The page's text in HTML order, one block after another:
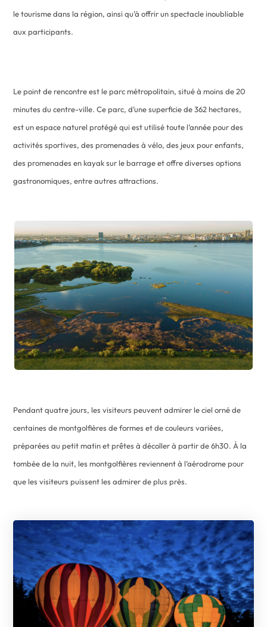
le tourisme dans la région, ainsi qu’à offrir un spectacle inoubliable
aux participants.
Le point de rencontre est le parc métropolitain, situé à moins de 20
minutes du centre-ville. Ce parc, d’une superficie de 362 hectares,
est un espace naturel protégé qui est utilisé toute l’année pour des
activités sportives, des promenades à vélo, des jeux pour enfants,
des promenades en kayak sur le barrage et offre diverses options
gastronomiques, entre autres attractions.
Pendant quatre jours, les visiteurs peuvent admirer le ciel orné de
centaines de montgolfières de formes et de couleurs variées,
préparées au petit matin et prêtes à décoller à partir de 6h30. À la
tombée de la nuit, les montgolfières reviennent à l’aérodrome pour
que les visiteurs puissent les admirer de plus près.